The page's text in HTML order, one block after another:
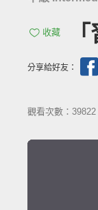
收藏
分享給好友：
觀看次數：39822